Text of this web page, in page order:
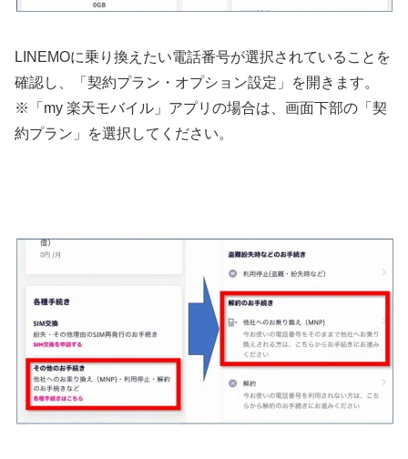
LINEMOに乗り換えたい電話番号が選択されていることを
確認し、「契約プラン・オプション設定」を開きます。
※「my 楽天モバイル」アプリの場合は、画面下部の「契
約プラン」を選択してください。